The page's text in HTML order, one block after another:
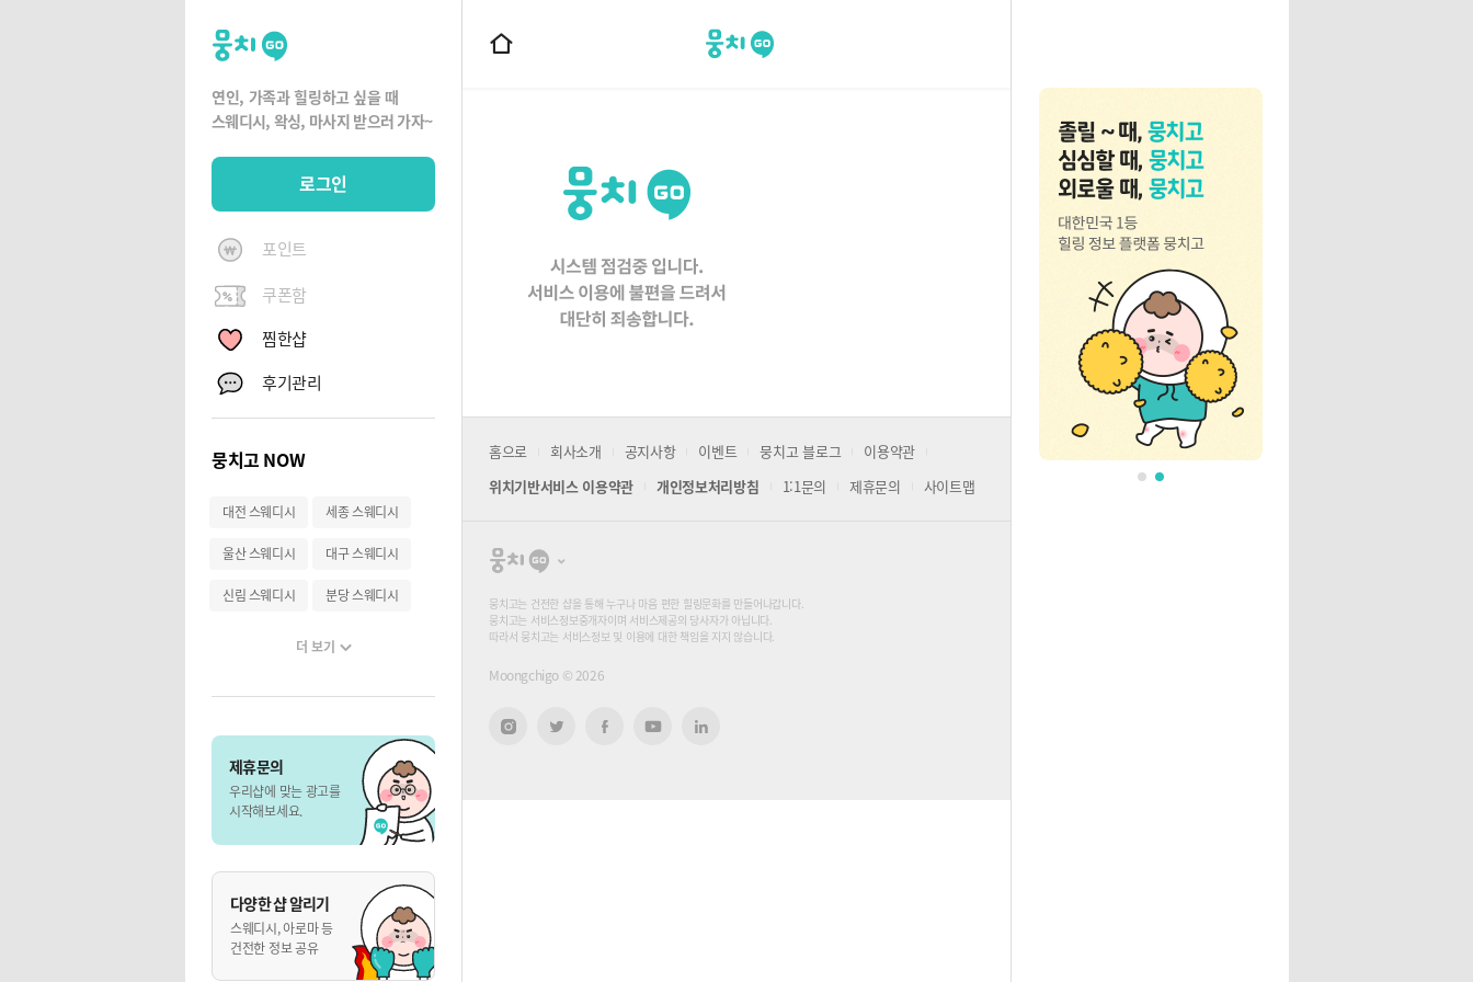
뭉
치
고
연인, 가족과 힐링하고 싶을 때
스웨디시, 왁싱, 마사지 받으러 가자~
로그인
포인트
쿠폰함
찜한샵
후기관리
뭉치고 NOW
대전 스웨디시 세종 스웨디시
울산 스웨디시 대구 스웨디시
신림 스웨디시 분당 스웨디시
더 보기
제휴문의
우리샵에 맞는 광고를
시작해보세요.
다양한 샵 알리기
스웨디시, 아로마 등
건전한 정보 공유
뭉치고
홈
홈으로 회사소개 공지사항 이벤트 뭉치고 블로그
이용약관
위치기반서비스 이용약관
개인정보처리방침 1:1문의 제휴문의 사이트맵
뭉
고
뭉치고는 건전한 샵을 통해 누구나 마음 편한 힐링문화를 만들어나갑니다.
뭉치고는 서비스정보중개자이며 서비스제공의 당사자가 아닙니다.
따라서 뭉치고는 서비스정보 및 이용에 대한 책임을 지지 않습니다.
Moongchigo © 2026